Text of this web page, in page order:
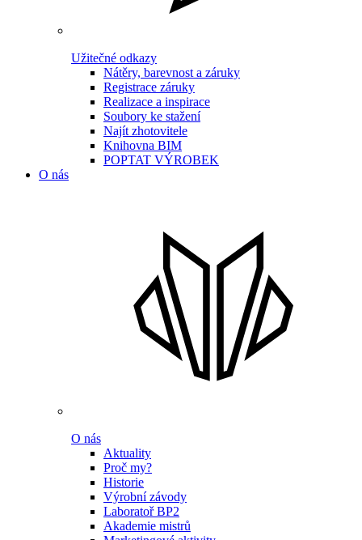
Užitečné odkazy
Nátěry, barevnost a záruky
Registrace záruky
Realizace a inspirace
Soubory ke stažení
Najít zhotovitele
Knihovna BIM
POPTAT VÝROBEK
O nás
O nás
Aktuality
Proč my?
Historie
Výrobní závody
Laboratoř BP2
Akademie mistrů